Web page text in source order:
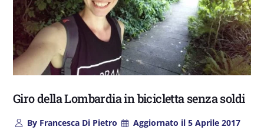
Giro della Lombardia in bicicletta senza soldi
ByFrancesca Di Pietro Aggiornato il 5 Aprile 2017